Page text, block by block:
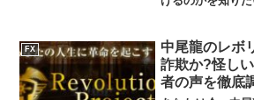
た
FX
中尾龍のレボ
詐欺か?怪し
者の声を徹底